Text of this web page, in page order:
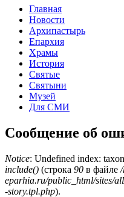
Главная
Новости
Архипастырь
Епархия
Храмы
История
Святые
Святыни
Музей
Для СМИ
Сообщение об
Notice: Undefined index:
include() (строка 90 в файле
eparhia.ru/public_html/sites/
-story.tpl.php).